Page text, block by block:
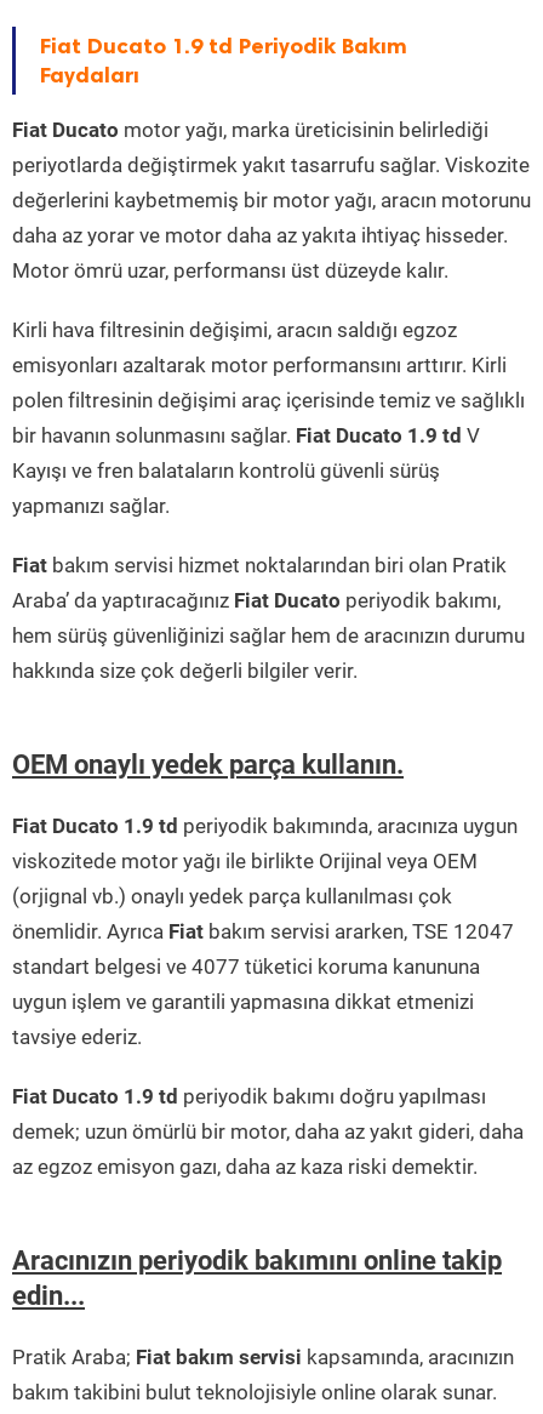
Fiat Ducato 1.9 td Periyodik Bakım
Faydaları
Fiat Ducato motor yağı, marka üreticisinin belirlediği
periyotlarda değiştirmek yakıt tasarrufu sağlar. Viskozite
değerlerini kaybetmemiş bir motor yağı, aracın motorunu
daha az yorar ve motor daha az yakıta ihtiyaç hisseder.
Motor ömrü uzar, performansı üst düzeyde kalır.
Kirli hava filtresinin değişimi, aracın saldığı egzoz
emisyonları azaltarak motor performansını arttırır. Kirli
polen filtresinin değişimi araç içerisinde temiz ve sağlıklı
bir havanın solunmasını sağlar. Fiat Ducato 1.9 td V
Kayışı ve fren balataların kontrolü güvenli sürüş
yapmanızı sağlar.
Fiat bakım servisi hizmet noktalarından biri olan Pratik
Araba’ da yaptıracağınız Fiat Ducato periyodik bakımı,
hem sürüş güvenliğinizi sağlar hem de aracınızın durumu
hakkında size çok değerli bilgiler verir.
OEM onaylı yedek parça kullanın.
Fiat Ducato 1.9 td periyodik bakımında, aracınıza uygun
viskozitede motor yağı ile birlikte Orijinal veya OEM
(orjignal vb.) onaylı yedek parça kullanılması çok
önemlidir. Ayrıca Fiat bakım servisi ararken, TSE 12047
standart belgesi ve 4077 tüketici koruma kanununa
uygun işlem ve garantili yapmasına dikkat etmenizi
tavsiye ederiz.
Fiat Ducato 1.9 td periyodik bakımı doğru yapılması
demek; uzun ömürlü bir motor, daha az yakıt gideri, daha
az egzoz emisyon gazı, daha az kaza riski demektir.
Aracınızın periyodik bakımını online takip
edin...
Pratik Araba; Fiat bakım servisi kapsamında, aracınızın
bakım takibini bulut teknolojisiyle online olarak sunar.